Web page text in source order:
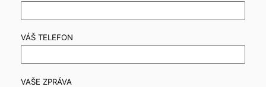
VÁŠ TELEFON
VAŠE ZPRÁVA